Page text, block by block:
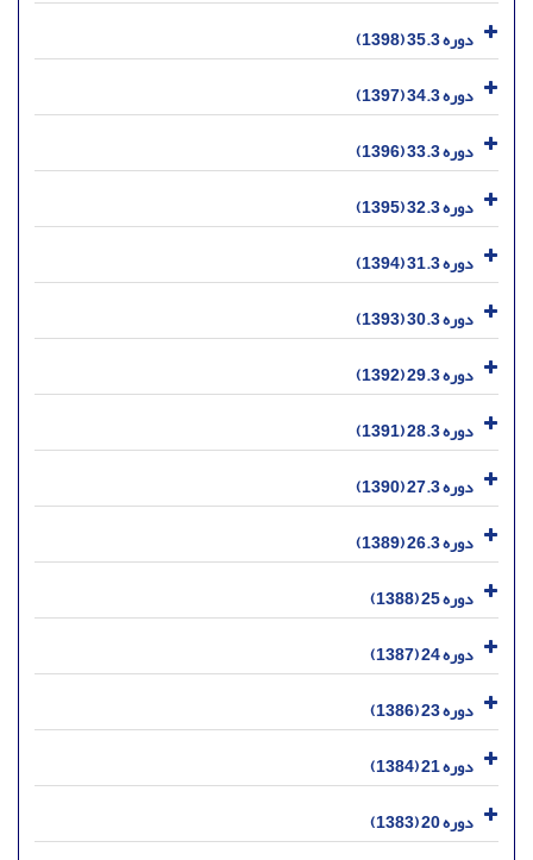
دوره 35.3 (1398)
دوره 34.3 (1397)
دوره 33.3 (1396)
دوره 32.3 (1395)
دوره 31.3 (1394)
دوره 30.3 (1393)
دوره 29.3 (1392)
دوره 28.3 (1391)
دوره 27.3 (1390)
دوره 26.3 (1389)
دوره 25 (1388)
دوره 24 (1387)
دوره 23 (1386)
دوره 21 (1384)
دوره 20 (1383)